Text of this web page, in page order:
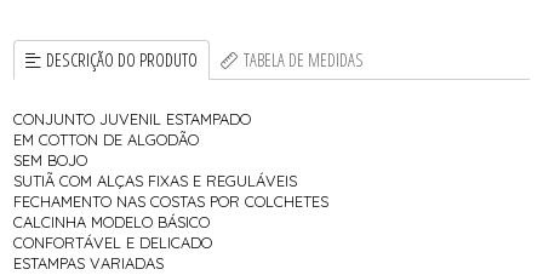
DESCRIÇÃO DO PRODUTO TABELA DE MEDIDAS
CONJUNTO JUVENIL ESTAMPADO
EM COTTON DE ALGODÃO
SEM BOJO
SUTIÃ COM ALÇAS FIXAS E REGULÁVEIS
FECHAMENTO NAS COSTAS POR COLCHETES
CALCINHA MODELO BÁSICO
CONFORTÁVEL E DELICADO
ESTAMPAS VARIADAS